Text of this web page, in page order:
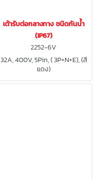
เต้ารับต่อกลางทาง ชนิดกันน้ำ
(IP67)
2252-6V
32A, 400V, 5Pin, ( 3P+N+E), (สี
แดง)